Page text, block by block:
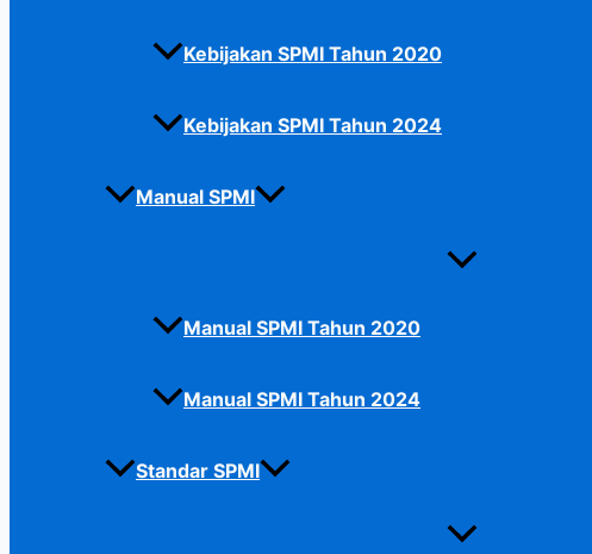
Kebijakan SPMI Tahun 2020
Kebijakan SPMI Tahun 2024
Manual SPMI
Manual SPMI Tahun 2020
Manual SPMI Tahun 2024
Standar SPMI